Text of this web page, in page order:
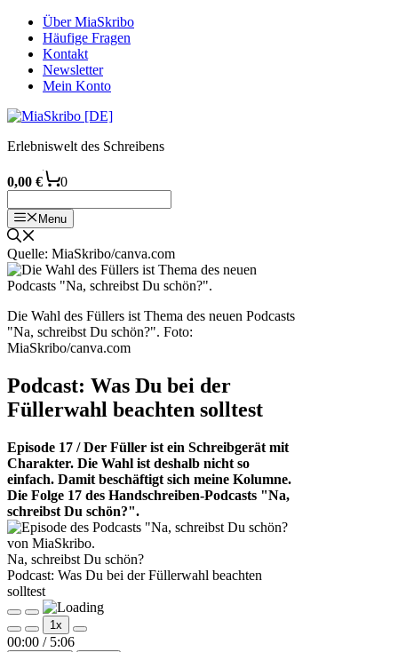
Zum
Inhalt
springen
Über MiaSkribo
Häufige Fragen
Kontakt
Newsletter
Mein Konto
Erlebniswelt des Schreibens
0,00 € 0
Menu
Quelle: MiaSkribo/canva.com
Die Wahl des Füllers ist Thema des neuen Podcasts
"Na, schreibst Du schön?". Foto:
MiaSkribo/canva.com
Podcast: Was Du bei der
Füllerwahl beachten solltest
Episode 17 / Der Füller ist ein Schreibgerät mit
Charakter. Die Wahl ist deshalb nicht so
einfach. Damit beschäftigt sich meine Kolumne.
Die Folge 17 des Handschreiben-Podcasts "Na,
schreibst Du schön?".
Na, schreibst Du schön?
Podcast: Was Du bei der Füllerwahl beachten
solltest
Play
Episode
Pause
Episode
1x
00:00 / 5:06